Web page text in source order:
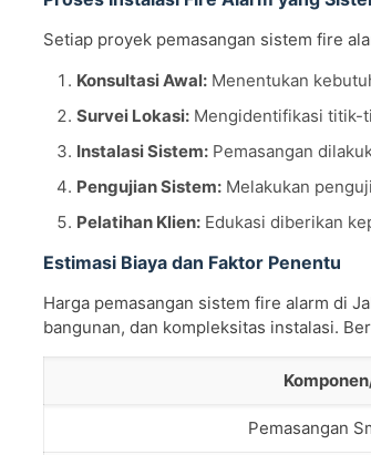
Setiap proyek pemasangan sistem fire
Konsultasi Awal:Menentukan
Survei Lokasi:Mengidentifikasi titik-
Instalasi Sistem:Pemasangan
Pengujian Sistem:Melakukan
Pelatihan Klien:Edukasi diberikan
Estimasi Biaya dan Faktor Penentu
Harga pemasangan sistem fire alarm di
bangunan, dan kompleksitas instalasi.
Pemasangan